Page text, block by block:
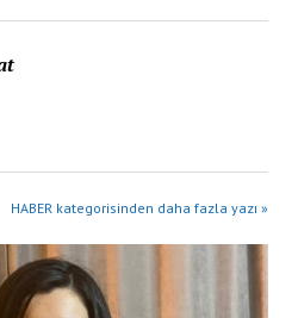
HABER kategorisinden daha fazla yazı »